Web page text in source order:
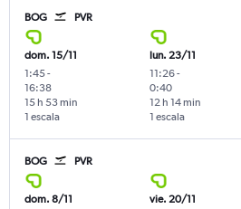
BOG PVR
dom. 15/11
1:45-
16:38
1 escala
15 h 53 min
lun. 23/11
11:26-
0:40
1 escala
12 h 14 min
BOG PVR
dom. 8/11
vie. 20/11